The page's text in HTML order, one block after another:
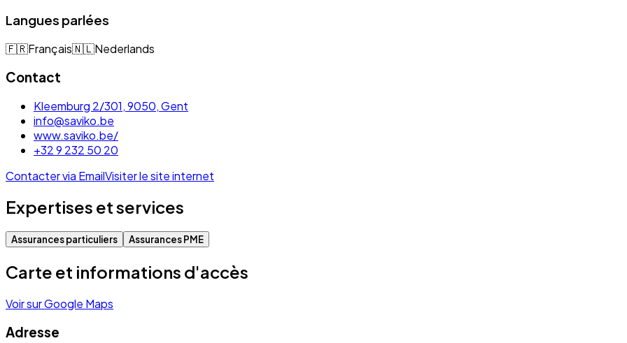
Langues parlées
🇫🇷Français🇳🇱Nederlands
Contact
Kleemburg 2/301, 9050, Gent
info@saviko.be
www.saviko.be/
+32 9 232 50 20
Contacter via EmailVisiter le site internet
Expertises et services
Assurances particuliers Assurances PME
Carte et informations d'accès
Voir sur Google Maps
Adresse